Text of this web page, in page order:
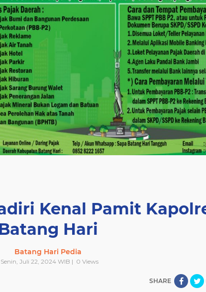
Kenal Pamit
Hari
Batang Hari Pedia
Senin, Juli 22, 2024 WIB | 0 Views
SHARE